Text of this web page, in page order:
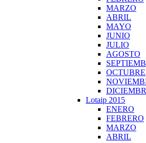
MARZO
ABRIL
MAYO
JUNIO
JULIO
AGOSTO
OCTUBRE
Lotaip 2015
ENERO
FEBRERO
MARZO
ABRIL